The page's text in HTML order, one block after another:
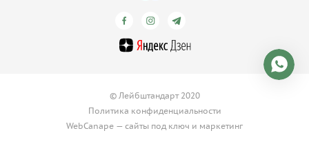
© Лейбштандарт 2020
Политика конфиденциальности
WebCanape — сайты под ключ и маркетинг